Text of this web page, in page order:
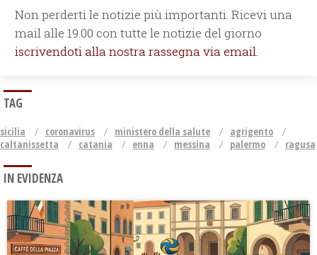
Non perderti le notizie più importanti. Ricevi una
mail alle 19.00 con tutte le notizie del giorno
iscrivendoti alla nostra rassegna via email.
TAG
sicilia coronavirus ministero della salute
agrigento
caltanissetta
catania enna messina palermo ragusa
IN EVIDENZA